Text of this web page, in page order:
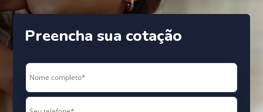
Preencha sua cotação